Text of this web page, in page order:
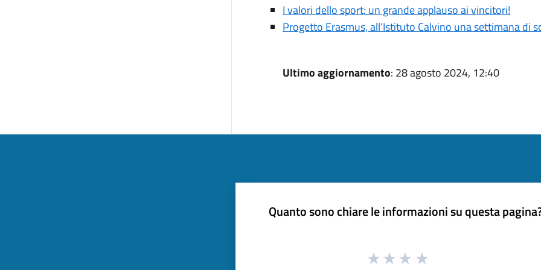
I valori dello sport: un grande applauso ai vincitori!
Progetto Erasmus, all’Istituto Calvino una settimana di
Ultimo aggiornamento: 28 agosto 2024, 12:40
Quanto sono chiare le informazioni su questa